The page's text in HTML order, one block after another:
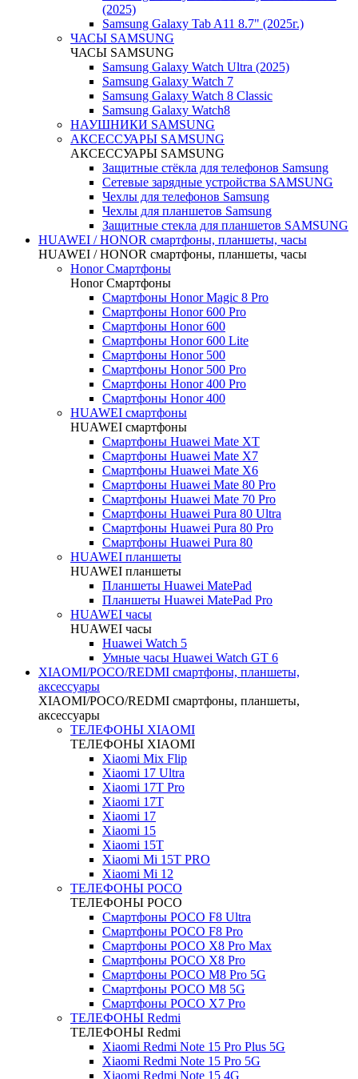
(2025)
Samsung Galaxy Tab A11 8.7" (2025г.)
ЧАСЫ SAMSUNG
ЧАСЫ SAMSUNG
Samsung Galaxy Watch Ultra (2025)
Samsung Galaxy Watch 7
Samsung Galaxy Watch 8 Classic
Samsung Galaxy Watch8
НАУШНИКИ SAMSUNG
АКСЕССУАРЫ SAMSUNG
АКСЕССУАРЫ SAMSUNG
Защитные стёкла для телефонов Samsung
Сетевые зарядные устройства SAMSUNG
Чехлы для телефонов Samsung
Чехлы для планшетов Samsung
Защитные стекла для планшетов SAMSUNG
HUAWEI / HONOR cмартфоны, планшеты, часы
HUAWEI / HONOR cмартфоны, планшеты, часы
Honor Смартфоны
Honor Смартфоны
Смартфоны Honor Magic 8 Pro
Смартфоны Honor 600 Pro
Смартфоны Honor 600
Смартфоны Honor 600 Lite
Смартфоны Honor 500
Смартфоны Honor 500 Pro
Смартфоны Honor 400 Pro
Смартфоны Honor 400
HUAWEI cмартфоны
HUAWEI cмартфоны
Смартфоны Huawei Mate XT
Смартфоны Huawei Mate X7
Смартфоны Huawei Mate X6
Смартфоны Huawei Mate 80 Pro
Смартфоны Huawei Mate 70 Pro
Смартфоны Huawei Pura 80 Ultra
Смартфоны Huawei Pura 80 Pro
Смартфоны Huawei Pura 80
HUAWEI планшеты
HUAWEI планшеты
Планшеты Huawei MatePad
Планшеты Huawei MatePad Pro
HUAWEI часы
HUAWEI часы
Huawei Watch 5
Умные часы Huawei Watch GT 6
XIAOMI/POCO/REDMI cмартфоны, планшеты,
аксессуары
XIAOMI/POCO/REDMI cмартфоны, планшеты,
аксессуары
ТЕЛЕФОНЫ XIAOMI
ТЕЛЕФОНЫ XIAOMI
Xiaomi Mix Flip
Xiaomi 17 Ultra
Xiaomi 17T Pro
Xiaomi 17T
Xiaomi 17
Xiaomi 15
Xiaomi 15T
Xiaomi Mi 15T PRO
Xiaomi Mi 12
ТЕЛЕФОНЫ POCO
ТЕЛЕФОНЫ POCO
Смартфоны POCO F8 Ultra
Смартфоны POCO F8 Pro
Смартфоны POCO X8 Pro Max
Смартфоны POCO X8 Pro
Смартфоны POCO M8 Pro 5G
Смартфоны POCO M8 5G
Смартфоны POCO X7 Pro
ТЕЛЕФОНЫ Redmi
ТЕЛЕФОНЫ Redmi
Xiaomi Redmi Note 15 Pro Plus 5G
Xiaomi Redmi Note 15 Pro 5G
Xiaomi Redmi Note 15 4G